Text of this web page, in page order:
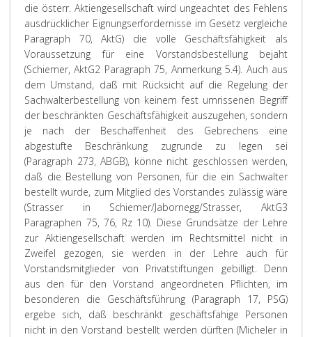
die österr. Aktiengesellschaft wird ungeachtet des Fehlens
ausdrücklicher Eignungserfordernisse im Gesetz vergleiche
Paragraph 70, AktG) die volle Geschäftsfähigkeit als
Voraussetzung für eine Vorstandsbestellung bejaht
(Schiemer, AktG2 Paragraph 75, Anmerkung 5.4). Auch aus
dem Umstand, daß mit Rücksicht auf die Regelung der
Sachwalterbestellung von keinem fest umrissenen Begriff
der beschränkten Geschäftsfähigkeit auszugehen, sondern
je nach der Beschaffenheit des Gebrechens eine
abgestufte Beschränkung zugrunde zu legen sei
(Paragraph 273, ABGB), könne nicht geschlossen werden,
daß die Bestellung von Personen, für die ein Sachwalter
bestellt wurde, zum Mitglied des Vorstandes zulässig wäre
(Strasser in Schiemer/Jabornegg/Strasser, AktG3
Paragraphen 75, 76, Rz 10). Diese Grundsätze der Lehre
zur Aktiengesellschaft werden im Rechtsmittel nicht in
Zweifel gezogen, sie werden in der Lehre auch für
Vorstandsmitglieder von Privatstiftungen gebilligt. Denn
aus den für den Vorstand angeordneten Pflichten, im
besonderen die Geschäftsführung (Paragraph 17, PSG)
ergebe sich, daß beschränkt geschäftsfähige Personen
nicht in den Vorstand bestellt werden dürften (Micheler in